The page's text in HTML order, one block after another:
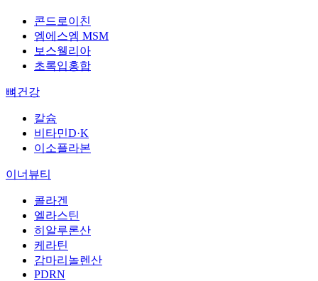
콘드로이친
엠에스엠 MSM
보스웰리아
초록입홍합
뼈건강
칼슘
비타민D·K
이소플라본
이너뷰티
콜라겐
엘라스틴
히알루론산
케라틴
감마리놀렌산
PDRN